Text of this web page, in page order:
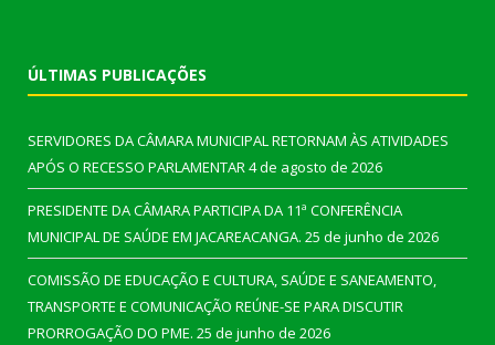
ÚLTIMAS PUBLICAÇÕES
SERVIDORES DA CÂMARA MUNICIPAL RETORNAM ÀS ATIVIDADES
APÓS O RECESSO PARLAMENTAR4 de agosto de 2026
PRESIDENTE DA CÂMARA PARTICIPA DA 11ª CONFERÊNCIA
MUNICIPAL DE SAÚDE EM JACAREACANGA. 25 de junho de 2026
COMISSÃO DE EDUCAÇÃO E CULTURA, SAÚDE E SANEAMENTO,
TRANSPORTE E COMUNICAÇÃO REÚNE-SE PARA DISCUTIR
PRORROGAÇÃO DO PME. 25 de junho de 2026